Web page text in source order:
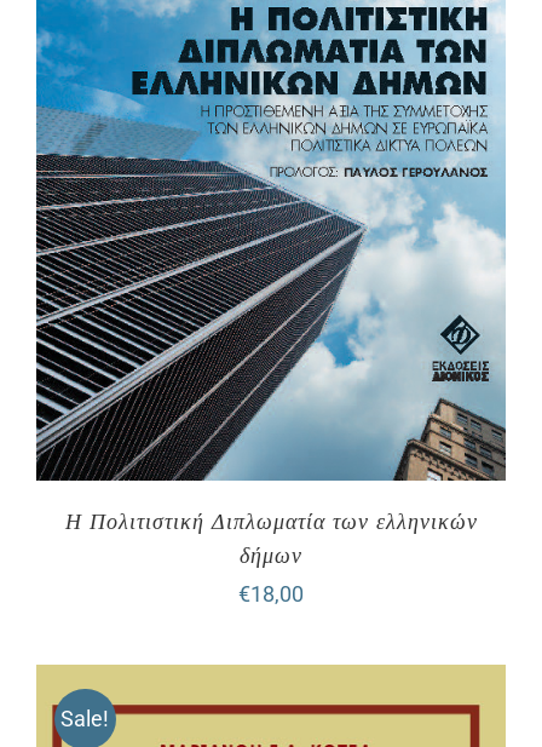
Η Πολιτιστική Διπλωματία των ελληνικών
δήμων
€18,00
Sale!